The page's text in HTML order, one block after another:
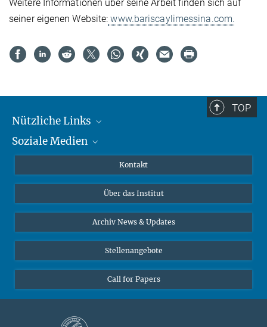
Weitere Informationen über seine Arbeit finden sich auf
seiner eigenen Website: www.bariscaylimessina.com.
TOP
Nützliche Links
MMG Alumni Corner
Online-Vorträge
Interviews zum Thema "Diversity"
Soziale Medien
Bluesky
Kontakt
Über das Institut
Archiv News & Updates
Stellenangebote
Call for Papers